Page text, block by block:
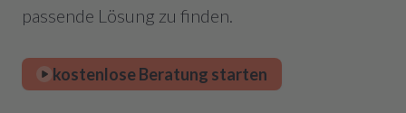
passende Lösung zu finden.
kostenlose Beratung starten